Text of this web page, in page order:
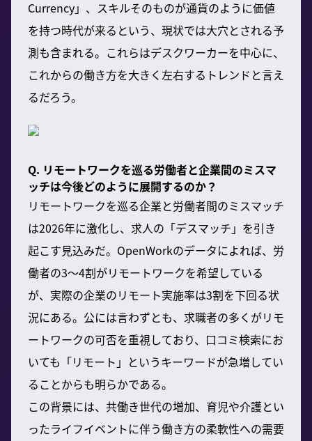
Currency」、スキルそのものが通貨のように価値
を持つ時代が来るという、現状では大穴とされる予
測も含まれる。これらはデスクワーカーを中心に、
これからの働き方を大きく左右するトレンドと言え
るだろう。
Q. リモートワークを巡る労働者と企業間のミスマ
ッチは今後どのように展開するのか？
リモートワークを巡る企業と労働者間のミスマッチ
は2026年に激化し、求人の「デスマッチ」を引き
起こす見込みだ。OpenWorkのデータによれば、労
働者の3〜4割がリモートワークを希望している
が、実際の企業のリモート実施率は3割を下回る状
況にある。公には言わずとも、求職者の多くがリモ
ートワークの可否を重視しており、口コミ検索にお
いても「リモート」というキーワードが急増してい
ることからも明らかである。
この背景には、共働き世代の増加、育児や介護とい
ったライフイベントに伴う働き方の柔軟性への需要